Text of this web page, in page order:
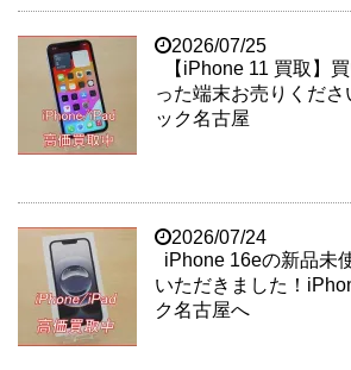
2026/07/25
【iPhone 11 買取】
った端末お売りくだ
ック名古屋
2026/07/24
iPhone 16eの新品未
いただきました！
ク名古屋へ